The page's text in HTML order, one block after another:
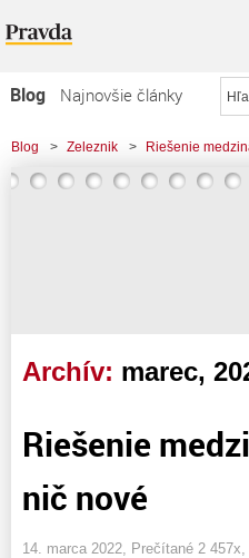
Blog
Najnovšie články
Najčítanejšie články
Najkomentovanejšie články
Blog > Zeleznik > Riešenie
Archív: marec,
Riešenie
nič nové
14. marca 2022, Prečítané 2 457x,